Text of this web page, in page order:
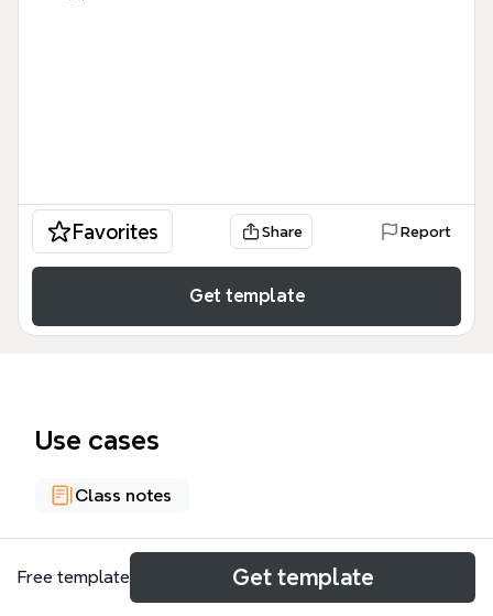
Favorites Share Report
Get template
Use cases
Class notes
About
Free template Get template